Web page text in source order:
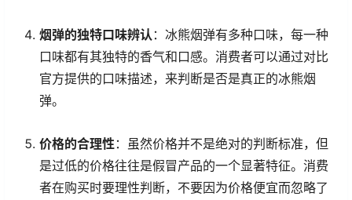
烟弹的独特口味辨认 ：冰熊烟弹有多种口味，每一种
口味都有其独特的香气和口感。消费者可以通过对比
官方提供的口味描述，来判断是否是真正的冰熊烟
弹。
价格的合理性 ：虽然价格并不是绝对的判断标准，但
是过低的价格往往是假冒产品的一个显著特征。消费
者在购买时要理性判断，不要因为价格便宜而忽略了